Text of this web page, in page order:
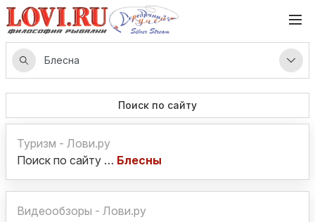
Поиск по сайту
Туризм - Лови.ру
Поиск по сайту … Блесны
Видеообзоры - Лови.ру